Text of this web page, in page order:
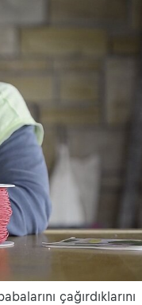
çağırdıklarını